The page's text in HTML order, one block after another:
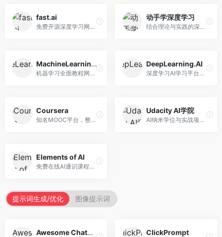
fast.ai
免费开源深度学习网站，专注于实用AI教学。面向开发者，提供免费深度学习课程、实战项目、代码库等资源，学习门槛低。
动手学深度学习
结合理论与实践的深度学习教材，专注于代码驱动学习。面向学生和开发者，提供深度学习理论、代码实现、练习题等资源，学习体验好。
MachineLearningMastery
机器学习全面教程网站，专注于实用技能教学。面向开发者，提供机器学习算法、Python实现、项目实战等教程，实用性强。
DeepLearning.AI
深度学习AI学习平台，由吴恩达创立。面向AI学习者，提供深度学习专项课程、AI新闻、技术社区等资源，课程质量权威。
Coursera
知名MOOC平台，整合全球顶尖大学课程资源。面向学习者，提供AI、机器学习、深度学习等课程，证书认可度高，课程质量专业。
Udacity AI学院
AI纳米学位与实战项目平台，专注于职业导向学习。面向AI从业者，提供机器学习、深度学习、计算机视觉等纳米学位，项目实战性强。
Elements of AI
免费在线AI通识课程，专注于AI基础知识普及。面向普通大众，提供AI概念、原理、应用等入门知识，语言通俗易懂。
提示词生成/优化 图像提示词
Awesome ChatGPT Prompts ClickPrompt